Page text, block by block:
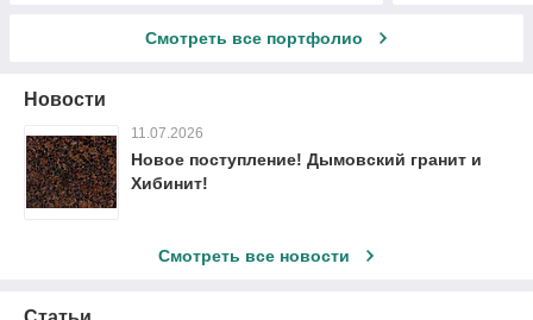
Смотреть все портфолио
Новости
11.07.2026
Новое поступление! Дымовский гранит и
Хибинит!
Смотреть все новости